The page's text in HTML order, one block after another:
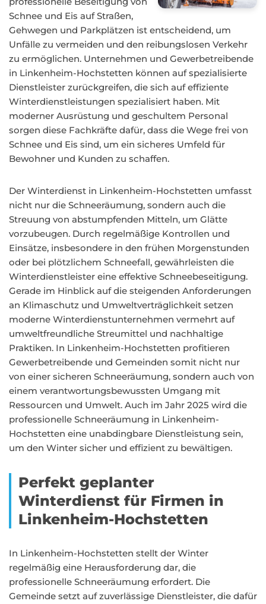
Schnee und Eis auf Straßen,
Gehwegen und Parkplätzen ist entscheidend, um
Unfälle zu vermeiden und den reibungslosen Verkehr
zu ermöglichen. Unternehmen und Gewerbetreibende
in Linkenheim-Hochstetten können auf spezialisierte
Dienstleister zurückgreifen, die sich auf effiziente
Winterdienstleistungen spezialisiert haben. Mit
moderner Ausrüstung und geschultem Personal
sorgen diese Fachkräfte dafür, dass die Wege frei von
Schnee und Eis sind, um ein sicheres Umfeld für
Bewohner und Kunden zu schaffen.
Der Winterdienst in Linkenheim-Hochstetten umfasst
nicht nur die Schneeräumung, sondern auch die
Streuung von abstumpfenden Mitteln, um Glätte
vorzubeugen. Durch regelmäßige Kontrollen und
Einsätze, insbesondere in den frühen Morgenstunden
oder bei plötzlichem Schneefall, gewährleisten die
Winterdienstleister eine effektive Schneebeseitigung.
Gerade im Hinblick auf die steigenden Anforderungen
an Klimaschutz und Umweltverträglichkeit setzen
moderne Winterdienstunternehmen vermehrt auf
umweltfreundliche Streumittel und nachhaltige
Praktiken. In Linkenheim-Hochstetten profitieren
Gewerbetreibende und Gemeinden somit nicht nur
von einer sicheren Schneeräumung, sondern auch von
einem verantwortungsbewussten Umgang mit
Ressourcen und Umwelt. Auch im Jahr 2025 wird die
professionelle Schneeräumung in Linkenheim-
Hochstetten eine unabdingbare Dienstleistung sein,
um den Winter sicher und effizient zu bewältigen.
Perfekt geplanter
Winterdienst für Firmen in
Linkenheim-Hochstetten
In Linkenheim-Hochstetten stellt der Winter
regelmäßig eine Herausforderung dar, die
professionelle Schneeräumung erfordert. Die
Gemeinde setzt auf zuverlässige Dienstleister, die dafür